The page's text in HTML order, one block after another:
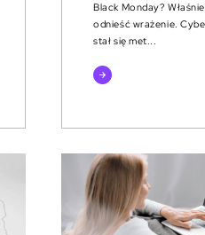
Black Monday?
odnieść wrażenie.
stał się met...
czytaj
więcej